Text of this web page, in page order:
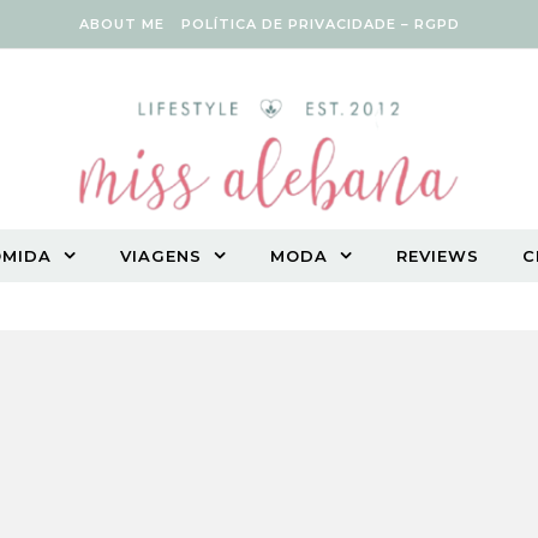
ABOUT ME POLÍTICA DE PRIVACIDADE – RGPD
VIAGENS MODA REVIEWS